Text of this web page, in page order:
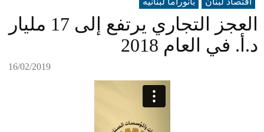
العجز التجاري يرتفع إلى 17 مليار
د.أ. في العام 2018
16/02/2019